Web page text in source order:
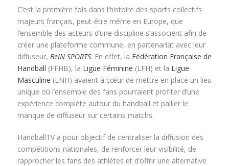
C’est la première fois dans l’histoire des sports collectifs
majeurs français, peut-être même en Europe, que
l’ensemble des acteurs d’une discipline s’associent afin de
créer une plateforme commune, en partenariat avec leur
diffuseur, BeIN SPORTS. En effet, la Fédération Française de
Handball (FFHB), la Ligue Féminine (LFH) et la Ligue
Masculine (LNH) avaient à cœur de mettre en place un lieu
unique où l’ensemble des fans pourraient profiter d’une
expérience complète autour du handball et pallier le
manque de diffuseur sur certains matchs.
HandballTV a pour objectif de centraliser la diffusion des
compétitions nationales, de renforcer leur visibilité, de
rapprocher les fans des athlètes et d’offrir une alternative